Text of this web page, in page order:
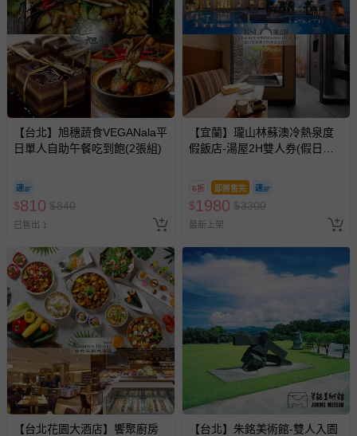
【台北】旭穗蔬食VEGANala平
日單人自助午餐吃到飽(2張組)
$810 $840
已售出 1
【宜蘭】瓏山林蘇澳冷熱泉度
假飯店-湯屋2H雙人券(假日不
6折 即將售完
$1980 $3300
最新上架
【台北花園大酒店】饗聚廚房
【台北】朱銘美術館-雙人入園